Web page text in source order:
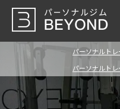
パーソナルトレ
パーソナルトレ